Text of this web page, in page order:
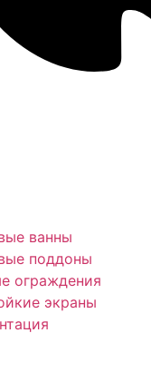
ванны
поддоны
ограждения
экраны